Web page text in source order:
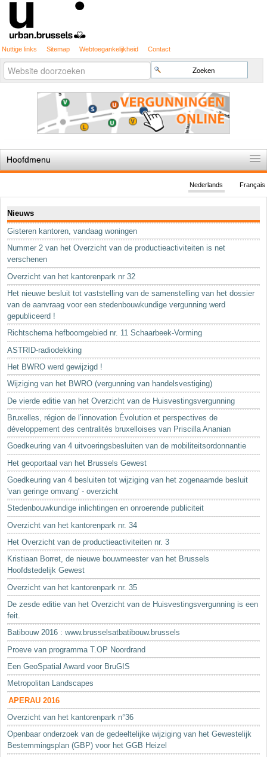
Nuttige links Sitemap Webtoegankelijkheid Contact
Zoek
Geavanceerd
zoeken...
Hoofdmenu
De spelregels
Stedenbouwkundige vergunning
Cartografie
Studies en publicaties
Sleutelwoorden
Stedenbouwkundige inlichtingen
Français
Nederlands
Nieuws
Gisteren kantoren, vandaag woningen
Nummer 2 van het Overzicht van de productieactiviteiten is net
verschenen
Overzicht van het kantorenpark nr 32
Het nieuwe besluit tot vaststelling van de samenstelling van het dossier
van de aanvraag voor een stedenbouwkundige vergunning werd
gepubliceerd !
Richtschema hefboomgebied nr. 11 Schaarbeek-Vorming
ASTRID-radiodekking
Het BWRO werd gewijzigd !
Wijziging van het BWRO (vergunning van handelsvestiging)
De vierde editie van het Overzicht van de Huisvestingsvergunning
Bruxelles, région de l’innovation Évolution et perspectives de
développement des centralités bruxelloises van Priscilla Ananian
Goedkeuring van 4 uitvoeringsbesluiten van de mobiliteitsordonnantie
Het geoportaal van het Brussels Gewest
Goedkeuring van 4 besluiten tot wijziging van het zogenaamde besluit
'van geringe omvang' - overzicht
Stedenbouwkundige inlichtingen en onroerende publiciteit
Overzicht van het kantorenpark nr. 34
Het Overzicht van de productieactiviteiten nr. 3
Kristiaan Borret, de nieuwe bouwmeester van het Brussels
Hoofdstedelijk Gewest
Overzicht van het kantorenpark nr. 35
De zesde editie van het Overzicht van de Huisvestingsvergunning is een
feit.
Batibouw 2016 : www.brusselsatbatibouw.brussels
Proeve van programma T.OP Noordrand
Een GeoSpatial Award voor BruGIS
Metropolitan Landscapes
APERAU 2016
Overzicht van het kantorenpark n°36
Openbaar onderzoek van de gedeeltelijke wijziging van het Gewestelijk
Bestemmingsplan (GBP) voor het GGB Heizel